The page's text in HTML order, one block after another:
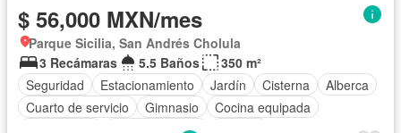
$ 56,000 MXN/mes
Parque Sicilia, San Andrés Cholula
3 Recámaras
5.5 Baños
350 m²
Seguridad
Estacionamiento Jardín Cisterna
Alberca
Cuarto de servicio
Gimnasio
Cocina equipada
Sala polivalente